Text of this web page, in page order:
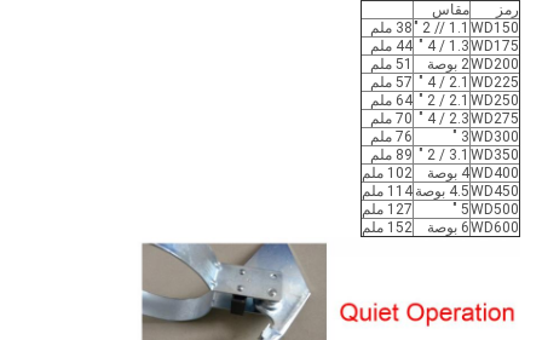
رمز
مقاس
WD150
1.1 // 2 "
38 ملم
WD175
1.3 / 4 "
44 ملم
WD2002 بوصة
51 ملم
WD225
2.1 / 4 "
57 ملم
WD250
2.1 / 2 "
64 ملم
WD275
2.3 / 4 "
70 ملم
WD300
3 "
76 ملم
WD350
3.1 / 2 "
89 ملم
WD4004 بوصة
102 ملم
WD4504.5 بوصة
114 ملم
WD500
5 "
127 ملم
WD6006 بوصة 152 ملم